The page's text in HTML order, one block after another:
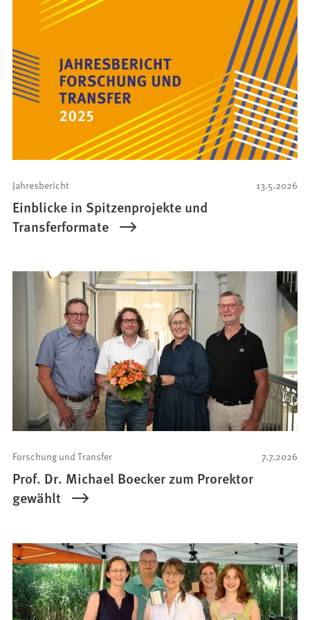
13.5.2026
Jahresbericht
Einblicke in Spitzenprojekte und
Transferformate
7.7.2026
Forschung und Transfer
Prof. Dr. Michael Boecker zum Prorektor
gewählt